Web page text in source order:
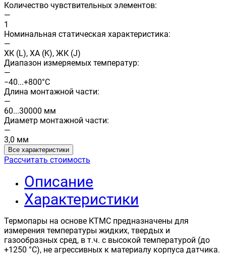
Количество чувствительных элементов:
—
1
Номинальная статическая характеристика:
—
ХК (L), ХА (K), ЖК (J)
Диапазон измеряемых температур:
—
−40...+800°С
Длина монтажной части:
—
60...30000 мм
Диаметр монтажной части:
—
3,0 мм
Все характеристики
Рассчитать стоимость
Описание
Характеристики
Термопары на основе КТМС предназначены для
измерения температуры жидких, твердых и
газообразных сред, в т.ч. с высокой температурой (до
+1250 °С), не агрессивных к материалу корпуса датчика.